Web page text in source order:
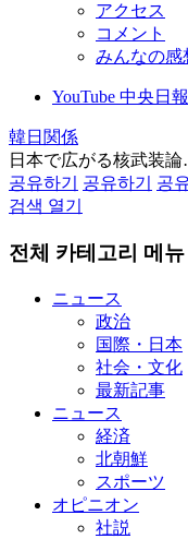
アクセス
コメント
みんなの感
YouTube 中央日
韓日関係
日本で広がる核武装
공유하기
공유하기
공
검색 열기
전체 카테고리 메뉴
ニュース
政治
国際・日本
社会・文化
最新記事
ニュース
経済
北朝鮮
スポーツ
オピニオン
社説